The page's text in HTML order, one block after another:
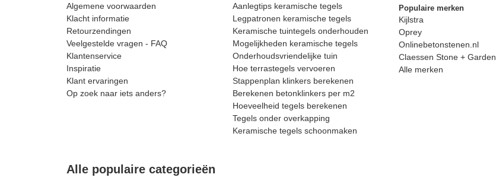
Algemene voorwaarden
Klacht informatie
Retourzendingen
Veelgestelde vragen - FAQ
Klantenservice
Inspiratie
Klant ervaringen
Op zoek naar iets anders?
Aanlegtips keramische tegels
Legpatronen keramische tegels
Keramische tuintegels onderhouden
Mogelijkheden keramische tegels
Onderhoudsvriendelijke tuin
Hoe terrastegels vervoeren
Stappenplan klinkers berekenen
Berekenen betonklinkers per m2
Hoeveelheid tegels berekenen
Tegels onder overkapping
Keramische tegels schoonmaken
Populaire merken
Kijlstra
Oprey
Onlinebetonstenen.nl
Claessen Stone + Garden
Alle merken
Alle populaire categorieën